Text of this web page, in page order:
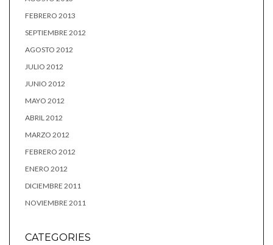
FEBRERO 2013
SEPTIEMBRE 2012
AGOSTO 2012
JULIO 2012
JUNIO 2012
MAYO 2012
ABRIL 2012
MARZO 2012
FEBRERO 2012
ENERO 2012
DICIEMBRE 2011
NOVIEMBRE 2011
CATEGORIES